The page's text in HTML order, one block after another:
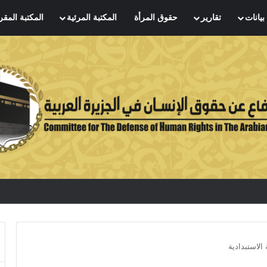
بيانات تقارير حقوق المرأة المكتبة المرئية المكتبة